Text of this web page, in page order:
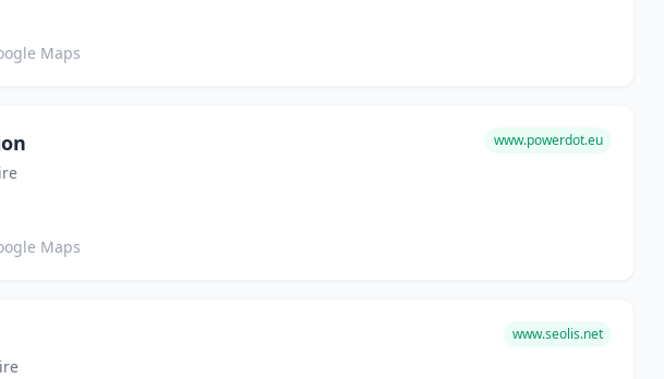
Maps
www.powerdot.eu
Maps
www.seolis.net